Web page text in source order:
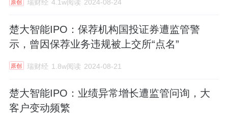
原创 瑞财经 4.1w阅读 2024-08-24
楚大智能IPO：保荐机构国投证券遭监管警
示，曾因保荐业务违规被上交所“点名”
原创 瑞财经 1.8w阅读 2024-08-21
楚大智能IPO：业绩异常增长遭监管问询，大
客户变动频繁